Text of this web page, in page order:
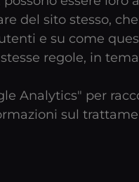
del sito stesso,
e su come
regole, in
Analytics" per
sul